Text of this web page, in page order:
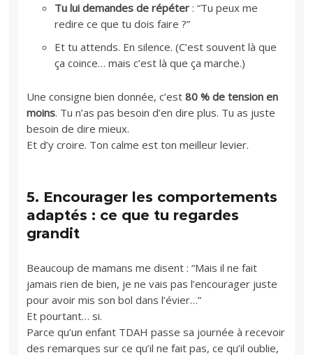
Tu lui demandes de répéter : “Tu peux me
redire ce que tu dois faire ?”
Et tu attends. En silence. (C’est souvent là que
ça coince… mais c’est là que ça marche.)
Une consigne bien donnée, c’est80 % de tension en
moins. Tu n’as pas besoin d’en dire plus. Tu as juste
besoin de dire mieux.
Et d’y croire. Ton calme est ton meilleur levier.
5. Encourager les comportements
adaptés : ce que tu regardes
grandit
Beaucoup de mamans me disent : “Mais il ne fait
jamais rien de bien, je ne vais pas l’encourager juste
pour avoir mis son bol dans l’évier…”
Et pourtant… si.
Parce qu’un enfant TDAH passe sa journée à recevoir
des remarques sur ce qu’il ne fait pas, ce qu’il oublie,